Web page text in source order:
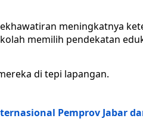
meningkatnya
memilih pendekatan
di tepi lapangan.
Pemprov Jabar